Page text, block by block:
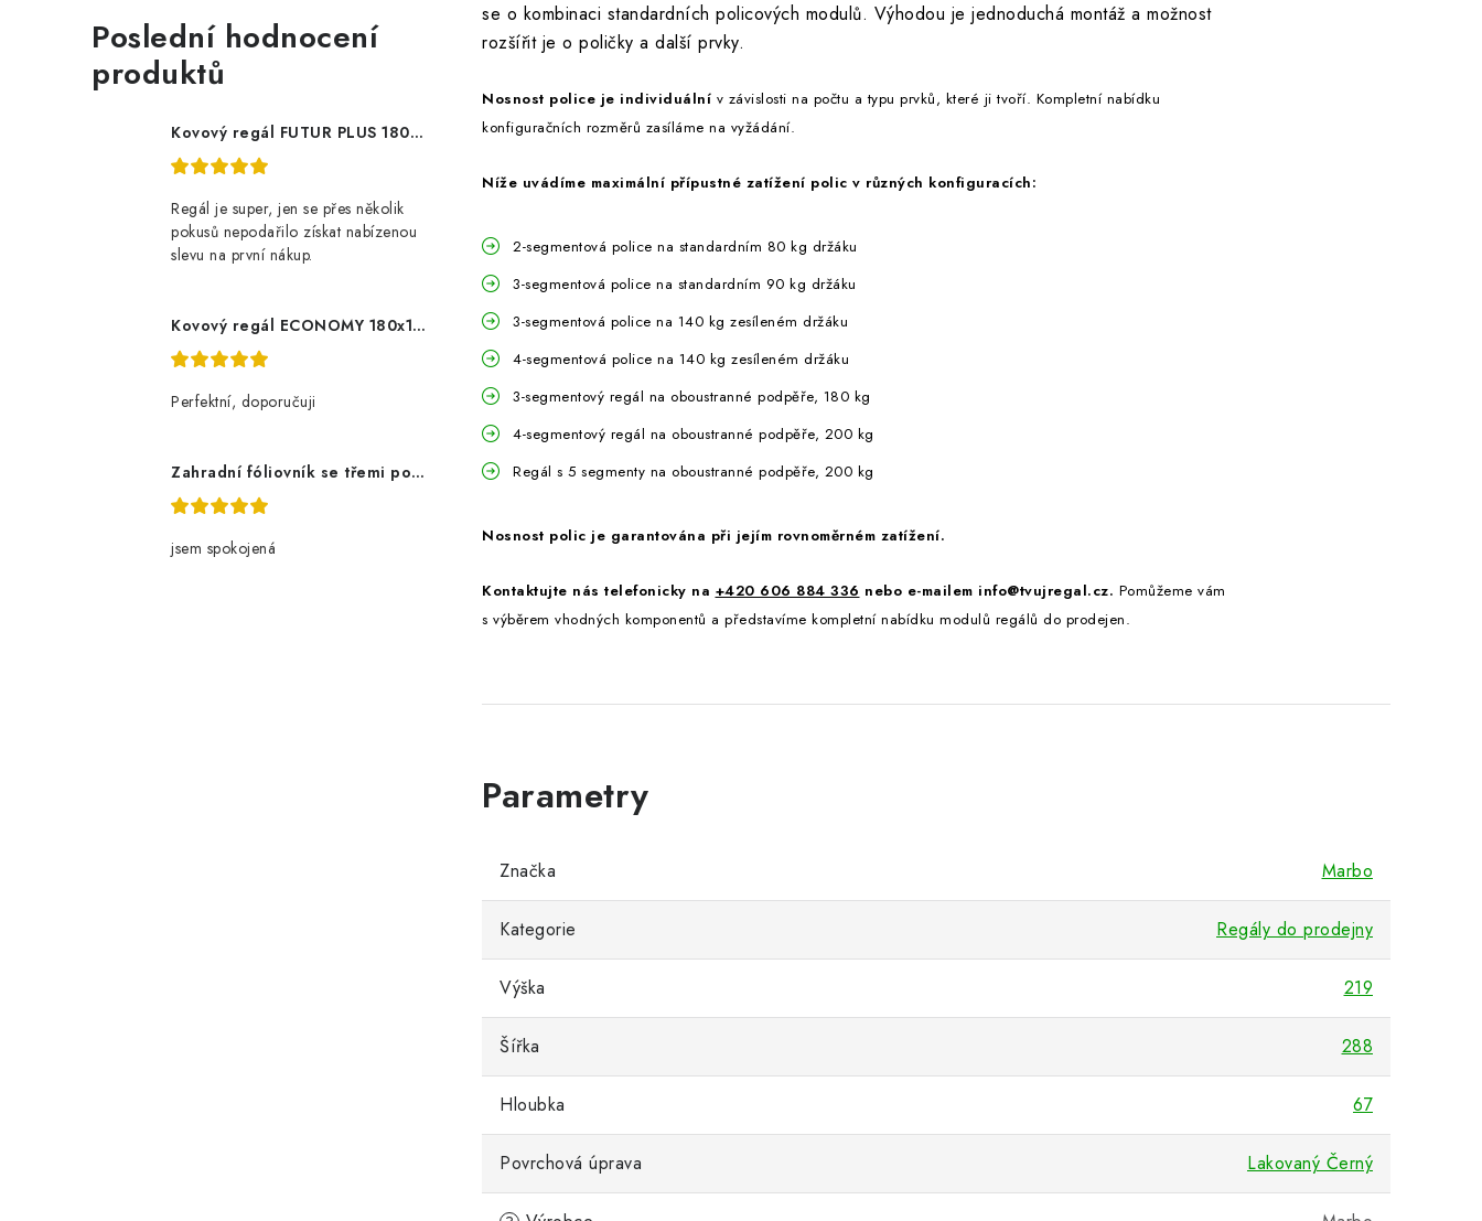
Poslední hodnocení
produktů
Kovový regál FUTUR PLUS 180x120x45 5 polic Nosnost 1000 KG - pozinkovaný
Regál je super, jen se přes několik
pokusů nepodařilo získat nabízenou
slevu na první nákup.
Kovový regál ECONOMY 180x120x60 5 polic - pozinkovaný
Perfektní, doporučuji
Zahradní fóliovník se třemi policemi
jsem spokojená
se o kombinaci standardních policových modulů. Výhodou je jednoduchá montáž a možnost
rozšířit je o poličky a další prvky.
Nosnost police je individuální v závislosti na počtu a typu prvků, které ji tvoří. Kompletní nabídku
konfiguračních rozměrů zasíláme na vyžádání.
Níže uvádíme maximální přípustné zatížení polic v různých konfiguracích:
2-segmentová police na standardním 80 kg držáku
3-segmentová police na standardním 90 kg držáku
3-segmentová police na 140 kg zesíleném držáku
4-segmentová police na 140 kg zesíleném držáku
3-segmentový regál na oboustranné podpěře, 180 kg
4-segmentový regál na oboustranné podpěře, 200 kg
Regál s 5 segmenty na oboustranné podpěře, 200 kg
Nosnost polic je garantována při jejím rovnoměrném zatížení.
Kontaktujte nás telefonicky na +420 606 884 336 nebo e-mailem info@tvujregal.cz. Pomůžeme vám
s výběrem vhodných komponentů a představíme kompletní nabídku modulů regálů do prodejen.
Značka Marbo
Kategorie Regály do prodejny
Výška 219
Šířka 288
Hloubka 67
Povrchová úprava Lakovaný Černý